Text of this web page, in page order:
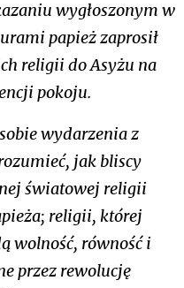
wygłoszonym w
papież zaprosił
religii do Asyżu na
pokoju.
wydarzenia z
jak bliscy
światowej religii
religii, której
wolność, równość i
przez rewolucję